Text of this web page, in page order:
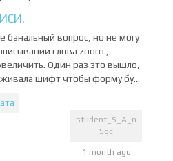
банальный вопрос, но не могу
слова zoom ,
Один раз это вышло,
шифт чтобы форму бу...
student_S_A_n
Sgc
1 month ago